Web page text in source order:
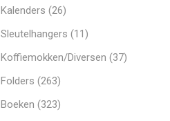
Kalenders (26)
Sleutelhangers (11)
Koffiemokken/Diversen (37)
Folders (263)
Boeken (323)